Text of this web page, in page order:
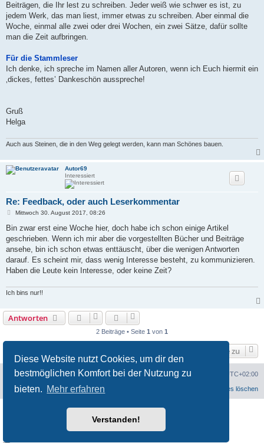
Diese Website nutzt Cookies, um dir den
bestmöglichen Komfort bei der Nutzung zu
bieten. Mehr erfahren
Verstanden!
Beiträgen, die Ihr lest zu schreiben. Jeder weiß wie schwer es ist, zu
jedem Werk, das man liest, immer etwas zu schreiben. Aber einmal die
Woche, einmal alle zwei oder drei Wochen, ein zwei Sätze, dafür sollte
man die Zeit aufbringen.
Für die Stammleser
Ich denke, ich spreche im Namen aller Autoren, wenn ich Euch hiermit ein
‚dickes, fettes’ Dankeschön ausspreche!
Gruß
Helga
Auch aus Steinen, die in den Weg gelegt werden, kann man Schönes bauen.
Autor69
Interessiert
Re: Feedback, oder auch Leserkommentar
B
i
r
a
Mittwoch 30. August 2017, 08:26
Bin zwar erst eine Woche hier, doch habe ich schon einige Artikel
geschrieben. Wenn ich mir aber die vorgestellten Bücher und Beiträge
ansehe, bin ich schon etwas enttäuscht, über die wenigen Antworten
darauf. Es scheint mir, dass wenig Interesse besteht, zu kommunizieren.
Haben die Leute kein Interesse, oder keine Zeit?
Ich bins nur!!
Antworten
2 Beiträge • Seite 1 von 1
Gehe zu
Portal Foren-Übersicht Alle Zeiten sind UTC+02:00
Alle Cookies löschen
Powered byphpBB® Forum Software © phpBB Limited
Customized by
Datenschutz|Nutzungsbedingungen